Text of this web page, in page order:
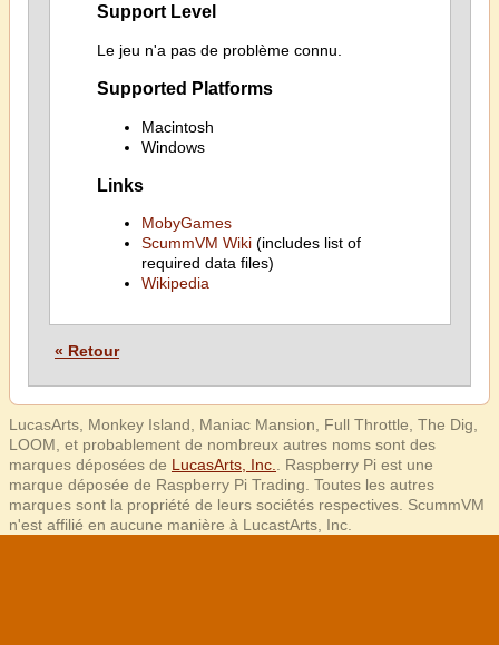
Support Level
Le jeu n'a pas de problème connu.
Supported Platforms
Macintosh
Windows
Links
MobyGames
ScummVM Wiki(includes list of
required data files)
Wikipedia
« Retour
LucasArts, Monkey Island, Maniac Mansion, Full Throttle, The Dig,
LOOM, et probablement de nombreux autres noms sont des
marques déposées de LucasArts, Inc.
. Raspberry Pi est une
marque déposée de Raspberry Pi Trading. Toutes les autres
marques sont la propriété de leurs sociétés respectives. ScummVM
n'est affilié en aucune manière à LucastArts, Inc.